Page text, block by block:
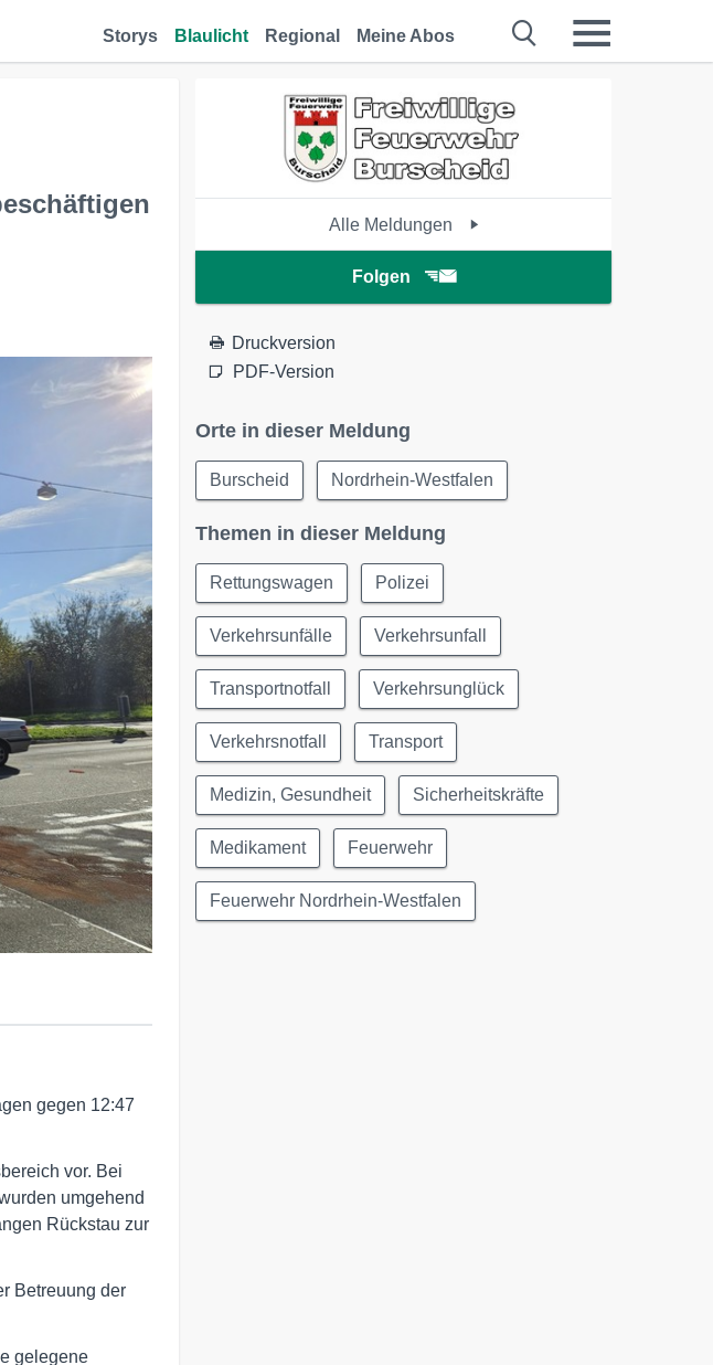
Storys Blaulicht Regional Meine Abos
gegen 12:47
vor. Bei
umgehend
Rückstau zur
Betreuung der
gelegene
Alle Meldungen
Folgen
Druckversion
PDF-Version
Orte in dieser Meldung
Burscheid Nordrhein-Westfalen
Themen in dieser Meldung
Rettungswagen Polizei
Verkehrsunfälle Verkehrsunfall
Transportnotfall Verkehrsunglück
Verkehrsnotfall Transport
Medizin, Gesundheit Sicherheitskräfte
Medikament Feuerwehr
Feuerwehr Nordrhein-Westfalen